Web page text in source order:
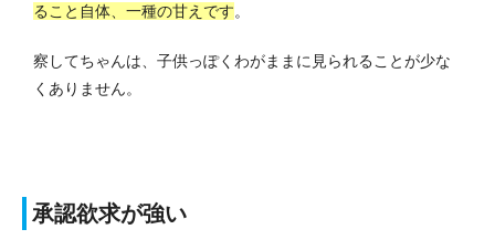
ること自体、一種の甘えです。
察してちゃんは、子供っぽくわがままに見られることが少な
くありません。
承認欲求が強い